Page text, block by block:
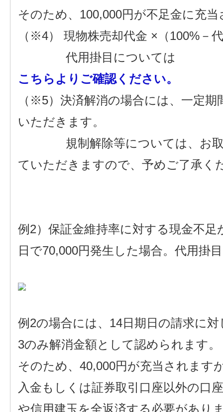
そのため、100,000円が不足金に充
（※4） 現物株売却代金 ×（100%－
代用掛目については
こちらよりご確認ください。
（※5）決済解消の場合には、一定
いただきます。
規制解除等については、お取引
ていただきますので、予めご了承く
例2）保証金維持率に対する現金不
日で70,000円発生した場合。代用掛
例2の場合には、14日期日の請求に
3のみ解消金額として認められます。
そのため、40,000円が充当されます
入金もしくは証券取引口座以外の口
や信用建玉を全返済する必要があり